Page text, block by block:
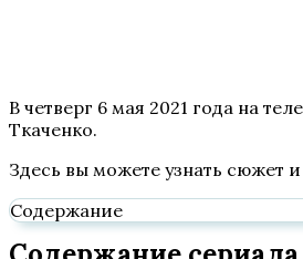
В четверг 6 мая 2021 года на
Ткаченко.
Здесь вы можете узнать сюжет
Содержание